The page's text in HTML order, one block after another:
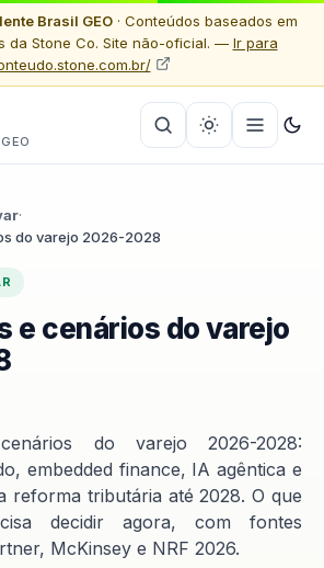
Brasil GEO· Conteúdos baseados em
da Stone Co. Site não-oficial. — Ir para
·
do varejo 2026-2028
e cenários do varejo
do varejo 2026-2028:
embedded finance, IA agêntica e
reforma tributária até 2028. O que
decidir agora, com fontes
McKinsey e NRF 2026.